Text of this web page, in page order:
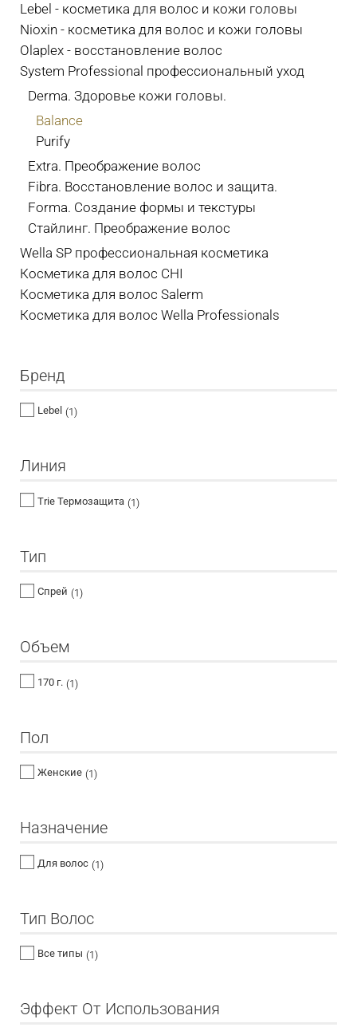
Lebel - косметика для волос и кожи головы
Nioxin - косметика для волос и кожи головы
Olaplex - восстановление волос
System Professional профессиональный уход
Derma. Здоровье кожи головы.
Balance
Purify
Extra. Преображение волос
Fibra. Восстановление волос и защита.
Forma. Создание формы и текстуры
Стайлинг. Преображение волос
Wella SP профессиональная косметика
Косметика для волос CHI
Косметика для волос Salerm
Косметика для волос Wella Professionals
Бренд
Lebel (1)
Линия
Trie Термозащита (1)
Тип
Спрей (1)
Объем
170 г. (1)
Пол
Женские (1)
Назначение
Для волос (1)
Тип Волос
Все типы (1)
Эффект От Использования